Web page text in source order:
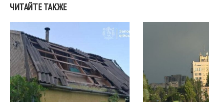
ЧИТАЙТЕ ТАКЖЕ